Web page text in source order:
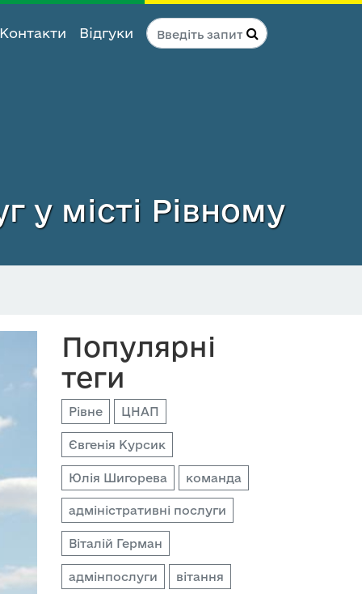
Контакти Відгуки
у місті Рівному
Популярні
теги
Рівне ЦНАП
Євгенія Курсик
Юлія Шигорева команда
адміністративні послуги
Віталій Герман
адмінпослуги вітання